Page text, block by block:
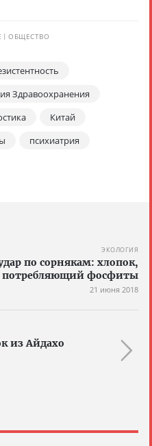
ОБЩЕСТВО
Здравоохранения
Китай
психиатрия
ЭКОЛОГИЯ
по сорнякам: хлопок,
потребляющий фосфиты
21 июня 2018
из Айдахо